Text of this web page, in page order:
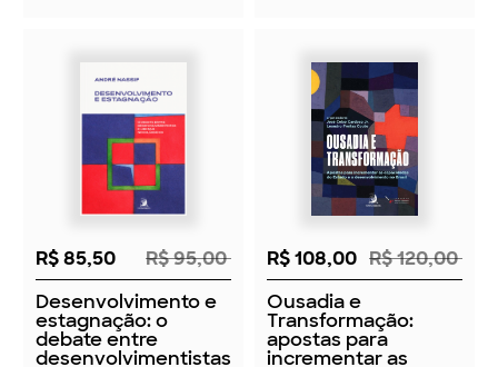
André Nassif José Celso Cardoso Jr. e
Leandro Freitas Couto
Ver Mais Livros Relacionados
Cadastre seu E-mail para
Receber Novidades
E-Mail